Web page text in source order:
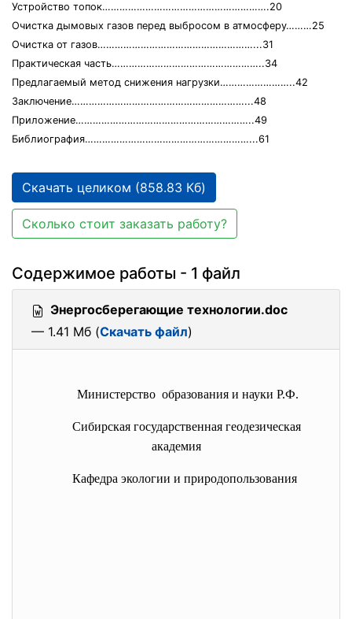
Устройство топок………………………………………………….20
Очистка дымовых газов перед выбросом в атмосферу………25
Очистка от газов………………………………………………...31
Практическая часть……………………………………………..34
Предлагаемый метод снижения нагрузки……………………..42
Заключение……………………………………………………...48
Приложение……………………………………………………..49
Библиография…………………………………………………...61
Скачать целиком (858.83 Кб)
Сколько стоит заказать работу?
Содержимое работы - 1 файл
Энергосберегающие технологии.doc
— 1.41 Мб (Скачать файл)
Министерство образования и науки Р.Ф.
Сибирская государственная геодезическая
академия
Кафедра экологии и природопользования